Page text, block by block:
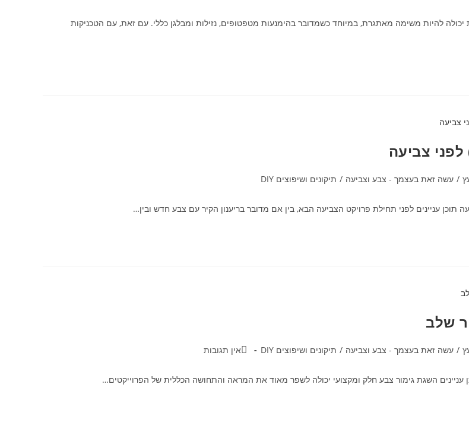
להיות משימה מאתגרת, במיוחד כשמדובר בהימנעות מטפטופים, נזילות ומבלגן כללי. עם זאת, עם הטכניקות
צביעה
/ עשה זאת בעצמך - צבע וצביעה / תיקונים ושיפוצים DIY
עניינים לפני תחילת פרויקט הצביעה הבא, בין אם מדובר בריענון הקיר עם צבע חדש ובין…
שלב
/ עשה זאת בעצמך - צבע וצביעה / תיקונים ושיפוצים DIY אין תגובות
השגת גימור צבע חלק ומקצועי יכולה לשפר מאוד את המראה והתחושה הכללית של הפרוייקטים…